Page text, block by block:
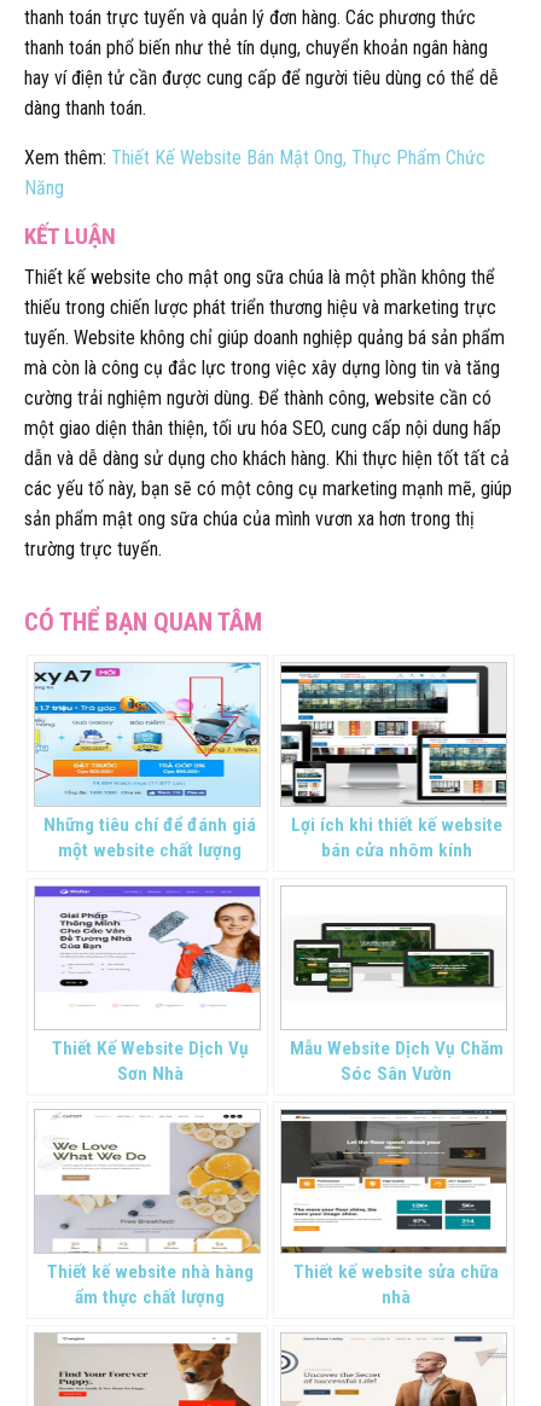
thanh toán trực tuyến và quản lý đơn hàng. Các phương thức
thanh toán phổ biến như thẻ tín dụng, chuyển khoản ngân hàng
hay ví điện tử cần được cung cấp để người tiêu dùng có thể dễ
dàng thanh toán.
Xem thêm: Thiết Kế Website Bán Mật Ong, Thực Phẩm Chức
Năng
KẾT LUẬN
Thiết kế website cho mật ong sữa chúa là một phần không thể
thiếu trong chiến lược phát triển thương hiệu và marketing trực
tuyến. Website không chỉ giúp doanh nghiệp quảng bá sản phẩm
mà còn là công cụ đắc lực trong việc xây dựng lòng tin và tăng
cường trải nghiệm người dùng. Để thành công, website cần có
một giao diện thân thiện, tối ưu hóa SEO, cung cấp nội dung hấp
dẫn và dễ dàng sử dụng cho khách hàng. Khi thực hiện tốt tất cả
các yếu tố này, bạn sẽ có một công cụ marketing mạnh mẽ, giúp
sản phẩm mật ong sữa chúa của mình vươn xa hơn trong thị
trường trực tuyến.
Những tiêu chí để đánh giá
một website chất lượng
Lợi ích khi thiết kế website
bán cửa nhôm kính
Thiết Kế Website Dịch Vụ
Sơn Nhà
Mẫu Website Dịch Vụ Chăm
Sóc Sân Vườn
Thiết kế website nhà hàng
ẩm thực chất lượng
Thiết kế website sửa chữa
nhà